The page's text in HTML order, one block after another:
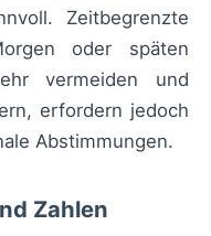
Zeitbegrenzte
oder späten
vermeiden und
erfordern jedoch
Abstimmungen.
Zahlen